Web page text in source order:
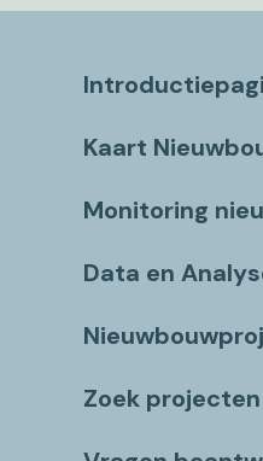
Kaart
Monitoring
Data en
Zoek projecten